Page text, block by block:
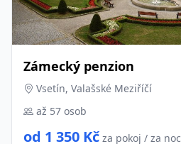
Zámecký penzion
Vsetín, Valašské Meziříčí
až 57 osob
od 1 350 Kč za pokoj / za noc